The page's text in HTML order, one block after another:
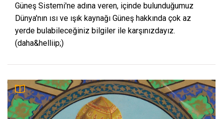
Güneş Sistemi'ne adına veren, içinde bulunduğumuz
Dünya'nın ısı ve ışık kaynağı Güneş hakkında çok az
yerde bulabileceğiniz bilgiler ile karşınızdayız.
(daha&helliip;)